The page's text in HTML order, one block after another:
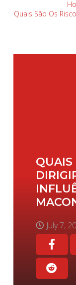
Quais São Os
QUAIS
July 7,